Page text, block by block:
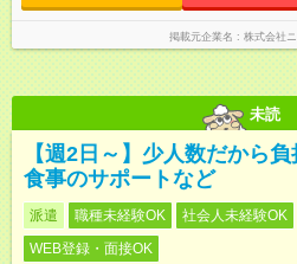
掲載元企業名 株式会社
未読
【週2日～】少人数だから
食事のサポートなど
派遣 職種未経験OK 社会人未経験OK
WEB登録・面接OK